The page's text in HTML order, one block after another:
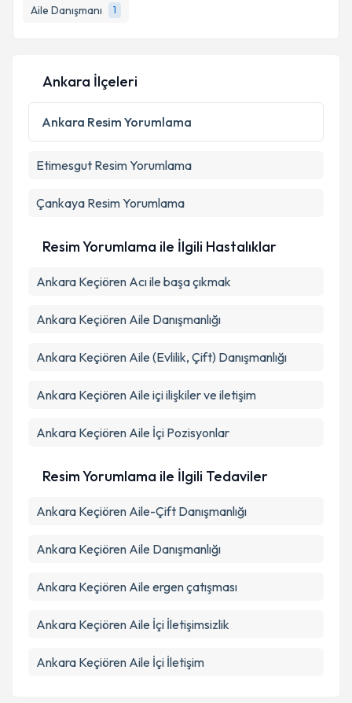
Aile Danışmanı 1
E-posta Adresiniz
Kişisel verilerimin işlenmesine ilişkinAydınlatma
Metni
'ni okudum ve kişisel verilerimin belirtilen
kapsamda işlenmesini kabul ediyorum.
Ankara İlçeleri
Ankara Resim Yorumlama
Etimesgut Resim Yorumlama
Çankaya Resim Yorumlama
Resim Yorumlama ile İlgili Hastalıklar
Ankara Keçiören Acı ile başa çıkmak
Ankara Keçiören Aile Danışmanlığı
Ankara Keçiören Aile (Evlilik, Çift) Danışmanlığı
Ankara Keçiören Aile içi ilişkiler ve iletişim
Ankara Keçiören Aile İçi Pozisyonlar
Resim Yorumlama ile İlgili Tedaviler
Ankara Keçiören Aile-Çift Danışmanlığı
Ankara Keçiören Aile Danışmanlığı
Ankara Keçiören Aile ergen çatışması
Ankara Keçiören Aile İçi İletişimsizlik
Ankara Keçiören Aile İçi İletişim